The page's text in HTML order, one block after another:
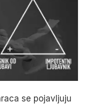
se pojavljuju